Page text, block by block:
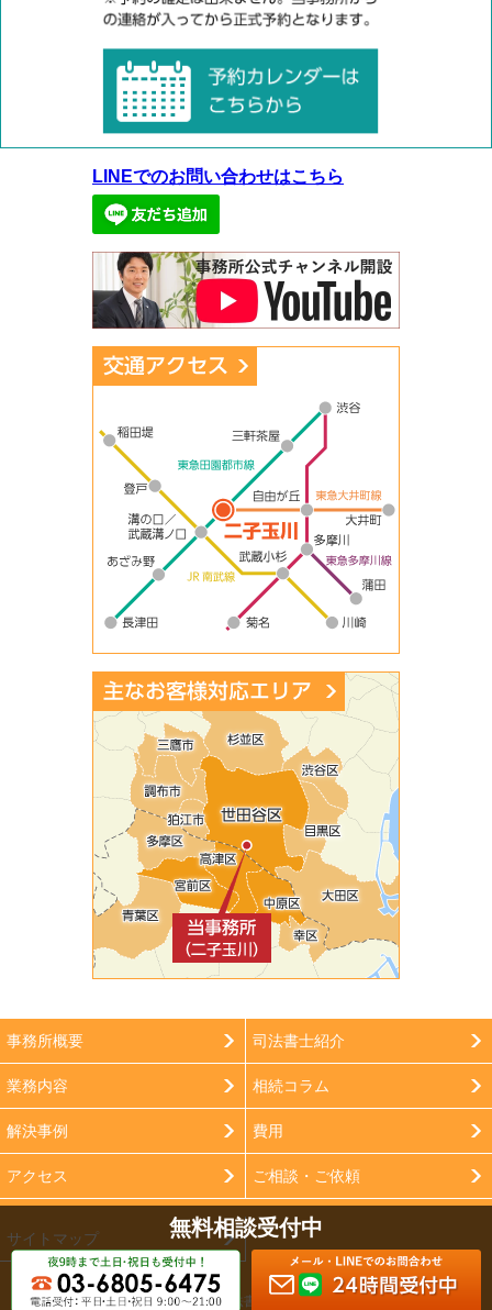
LINEでのお問い合わせはこちら
事務所概要 司法書士紹介
業務内容 相続コラム
解決事例 費用
アクセス ご相談・ご依頼
サイトマップ
Copyright (c) フロンティア司法書士事務所 All Rights Reserved.
無料相談受付中